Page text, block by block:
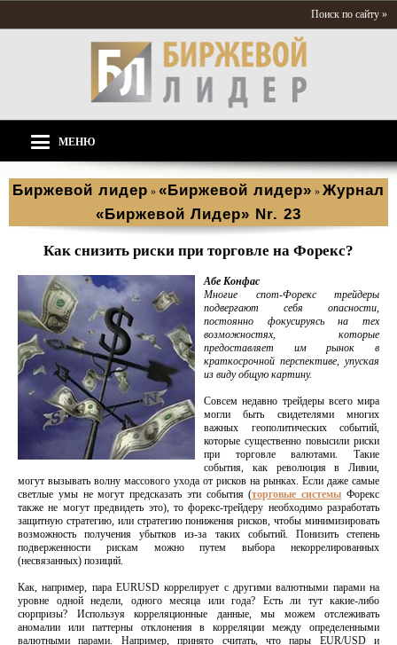
Поиск по сайту »
МЕНЮ
Биржевой лидер » «Биржевой лидер» » Журнал
«Биржевой Лидер» Nr. 23
Как снизить риски при торговле на Форекс?
Абе Конфас
Многие спот-Форекс трейдеры
подвергают себя опасности,
постоянно фокусируясь на тех
возможностях, которые
предоставляет им рынок в
краткосрочной перспективе, упуская
из виду общую картину.
Совсем недавно трейдеры всего мира
могли быть свидетелями многих
важных геополитических событий,
которые существенно повысили риски
при торговле валютами. Такие
события, как революция в Ливии,
могут вызывать волну массового ухода от рисков на рынках. Если даже самые
светлые умы не могут предсказать эти события (торговые системы Форекс
также не могут предвидеть это), то форекс-трейдеру необходимо разработать
защитную стратегию, или стратегию понижения рисков, чтобы минимизировать
возможность получения убытков из-за таких событий. Понизить степень
подверженности рискам можно путем выбора некоррелированных
(несвязанных) позиций.
Как, например, пара EURUSD коррелирует с другими валютными парами на
уровне одной недели, одного месяца или года? Есть ли тут какие-либо
сюрпризы? Используя корреляционные данные, мы можем отслеживать
аномалии или паттерны отклонения в корреляции между определенными
валютными парами. Например, принято считать, что пары EUR/USD и